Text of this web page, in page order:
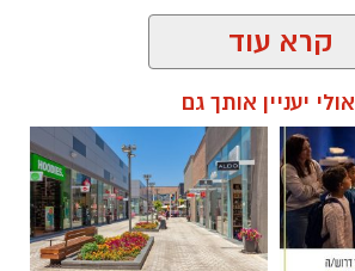
קרא עוד
אולי יעניין אותך גם